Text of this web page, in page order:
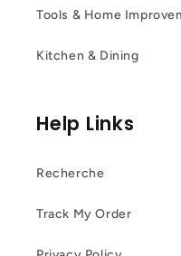
Tools & Home
Kitchen & Dining
Help Links
Recherche
Track My Order